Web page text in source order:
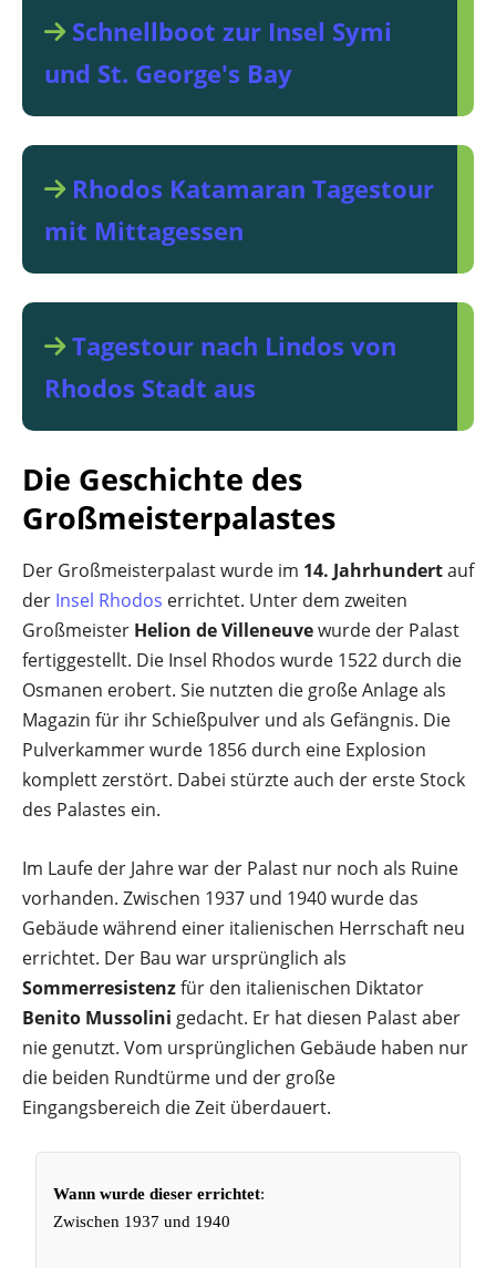
Schnellboot zur Insel Symi
und St. George's Bay
Rhodos Katamaran Tagestour
mit Mittagessen
Tagestour nach Lindos von
Rhodos Stadt aus
Die Geschichte des
Großmeisterpalastes
Der Großmeisterpalast wurde im 14. Jahrhundertauf
der Insel Rhodos errichtet. Unter dem zweiten
Großmeister Helion de Villeneuvewurde der Palast
fertiggestellt. Die Insel Rhodos wurde 1522 durch die
Osmanen erobert. Sie nutzten die große Anlage als
Magazin für ihr Schießpulver und als Gefängnis. Die
Pulverkammer wurde 1856 durch eine Explosion
komplett zerstört. Dabei stürzte auch der erste Stock
des Palastes ein.
Im Laufe der Jahre war der Palast nur noch als Ruine
vorhanden. Zwischen 1937 und 1940 wurde das
Gebäude während einer italienischen Herrschaft neu
errichtet. Der Bau war ursprünglich als
Sommerresistenzfür den italienischen Diktator
Benito Mussolini gedacht. Er hat diesen Palast aber
nie genutzt. Vom ursprünglichen Gebäude haben nur
die beiden Rundtürme und der große
Eingangsbereich die Zeit überdauert.
Wann wurde dieser errichtet:
Zwischen 1937 und 1940